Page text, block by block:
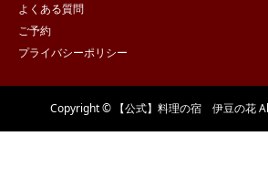
よくある質問
ご予約
プライバシーポリシー
Copyright © 【公式】料理の宿 伊豆の花